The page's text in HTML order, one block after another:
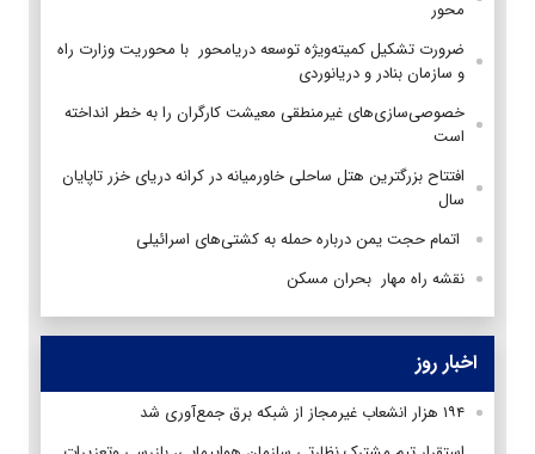
محور
ضرورت تشکیل کمیته‌ویژه توسعه ‌دریامحور با محوریت وزارت راه
و سازمان بنادر و دریانوردی
خصوصی‌سازی‌های غیرمنطقی معیشت کارگران را به خطر انداخته
است
افتتاح بزرگترین هتل ساحلی خاورمیانه در کرانه دریای خزر تاپایان
سال
اتمام حجت یمن درباره حمله به کشتی‌های اسرائیلی
نقشه‌ راه مهار بحران مسکن
اخبار روز
۱۹۴ هزار انشعاب غیرمجاز از شبکه برق جمع‌آوری شد